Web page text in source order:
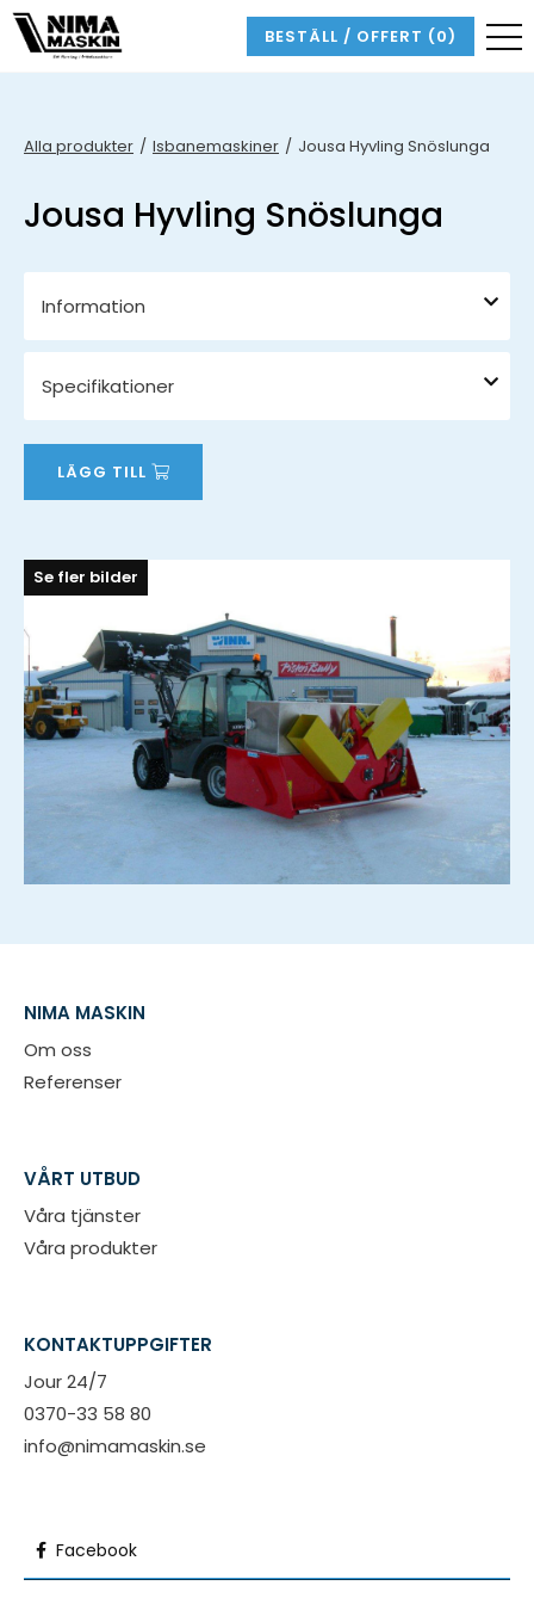
BESTÄLL / OFFERT (0)
Alla produkter Isbanemaskiner Jousa Hyvling Snöslunga
Jousa Hyvling Snöslunga
Information
Specifikationer
LÄGG TILL
NIMA MASKIN
Om oss
Referenser
VÅRT UTBUD
Våra tjänster
Våra produkter
KONTAKTUPPGIFTER
Jour 24/7
0370-33 58 80
info@nimamaskin.se
Facebook